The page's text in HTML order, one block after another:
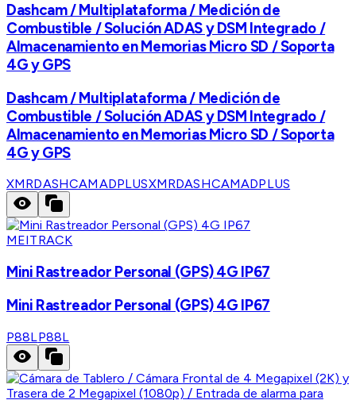
Dashcam / Multiplataforma / Medición de
Combustible / Solución ADAS y DSM Integrado /
Almacenamiento en Memorias Micro SD / Soporta
4G y GPS
Dashcam / Multiplataforma / Medición de
Combustible / Solución ADAS y DSM Integrado /
Almacenamiento en Memorias Micro SD / Soporta
4G y GPS
XMRDASHCAMADPLUSXMRDASHCAMADPLUS
MEITRACK
Mini Rastreador Personal (GPS) 4G IP67
Mini Rastreador Personal (GPS) 4G IP67
P88LP88L